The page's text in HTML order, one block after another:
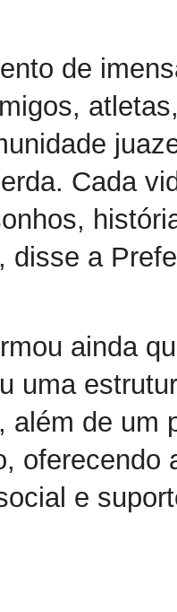
de
Cada
disse a
ainda
uma
além de um
oferecendo
e